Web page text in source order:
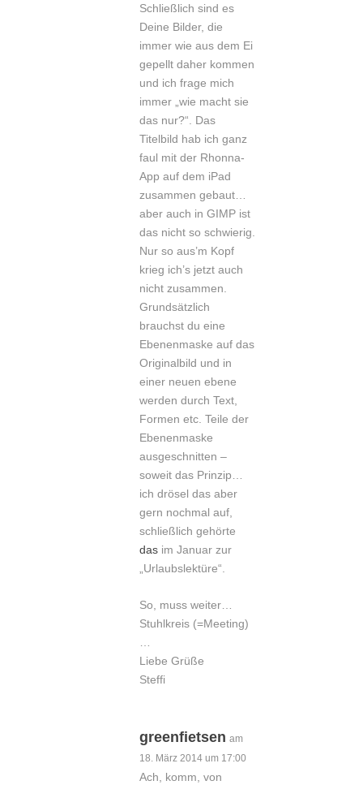
Schließlich sind es
Deine Bilder, die
immer wie aus dem Ei
gepellt daher kommen
und ich frage mich
immer „wie macht sie
das nur?“. Das
Titelbild hab ich ganz
faul mit der Rhonna-
App auf dem iPad
zusammen gebaut…
aber auch in GIMP ist
das nicht so schwierig.
Nur so aus’m Kopf
krieg ich’s jetzt auch
nicht zusammen.
Grundsätzlich
brauchst du eine
Ebenenmaske auf das
Originalbild und in
einer neuen ebene
werden durch Text,
Formen etc. Teile der
Ebenenmaske
ausgeschnitten –
soweit das Prinzip…
ich drösel das aber
gern nochmal auf,
schließlich gehörte
das im Januar zur
„Urlaubslektüre“.
So, muss weiter…
Stuhlkreis (=Meeting)
Liebe Grüße
Steffi
greenfietsen am
18. März 2014 um 17:00
Ach, komm, von